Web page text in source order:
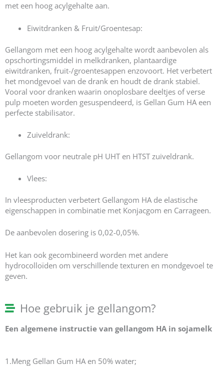
met een hoog acylgehalte aan.
Eiwitdranken & Fruit/Groentesap:
Gellangom met een hoog acylgehalte wordt aanbevolen als
opschortingsmiddel in melkdranken, plantaardige
eiwitdranken, fruit-/groentesappen enzovoort. Het verbetert
het mondgevoel van de drank en houdt de drank stabiel.
Vooral voor dranken waarin onoplosbare deeltjes of verse
pulp moeten worden gesuspendeerd, is Gellan Gum HA een
perfecte stabilisator.
Zuiveldrank:
Gellangom voor neutrale pH UHT en HTST zuiveldrank.
Vlees:
In vleesproducten verbetert Gellangom HA de elastische
eigenschappen in combinatie met Konjacgom en Carrageen.
De aanbevolen dosering is 0,02-0,05%.
Het kan ook gecombineerd worden met andere
hydrocolloïden om verschillende texturen en mondgevoel te
geven.
Hoe gebruik je gellangom?
Een algemene instructie van gellangom HA in sojamelk
1.Meng Gellan Gum HA en 50% water;